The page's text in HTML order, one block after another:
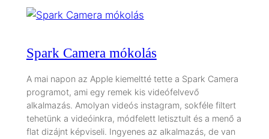
Spark Camera mókolás
A mai napon az Apple kiemeltté tette a Spark Camera
programot, ami egy remek kis videófelvevő
alkalmazás. Amolyan videós instagram, sokféle filtert
tehetünk a videóinkra, módfelett letisztult és a menő a
flat dizájnt képviseli. Ingyenes az alkalmazás, de van